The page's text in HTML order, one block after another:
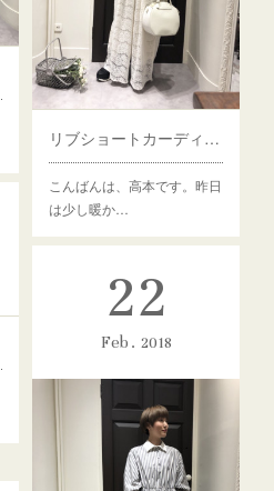
リブショートカーディガン
こんばんは、高本です。昨日
は少し暖か…
22
Feb 2018